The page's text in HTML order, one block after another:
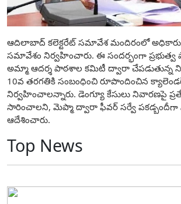
ఆదిలాబాద్ కలెక్టరేట్ సమావేశ మందిరంలో
సమావేశం నిర్వహించారు. ఈ సందర్భంగా
అమ్మా ఆదర్శ పాఠశాల కమిటీ ద్వారా చేపడుతున్న
10వ తరగతికి సంబంధించి రూపొందించిన
నిర్వహించాలన్నారు. డెంగ్యూ కేసులు నివారణపై
సారించాలని, మెప్మా ద్వారా ఫీవర్ సర్వే
ఆదేశించారు.
Top News